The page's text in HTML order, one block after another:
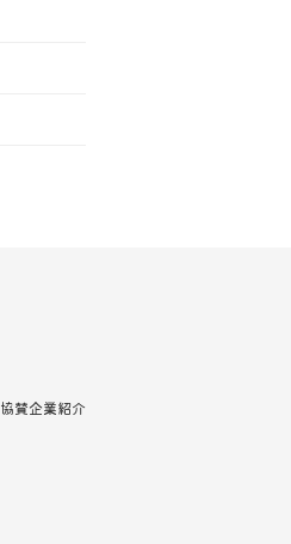
協賛企業紹介